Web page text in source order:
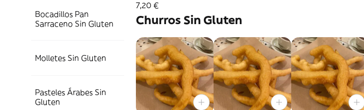
Bocadillos Pan
Sarraceno Sin Gluten
Molletes Sin Gluten
Pasteles Árabes Sin
Gluten
7,20 €
Churros Sin Gluten